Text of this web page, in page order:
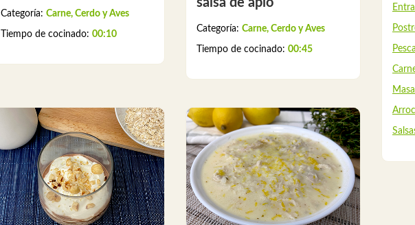
Categoría: Carne, Cerdo y Aves
Tiempo de cocinado: 00:10
salsa de apio
Categoría: Carne, Cerdo y Aves
Tiempo de cocinado: 00:45